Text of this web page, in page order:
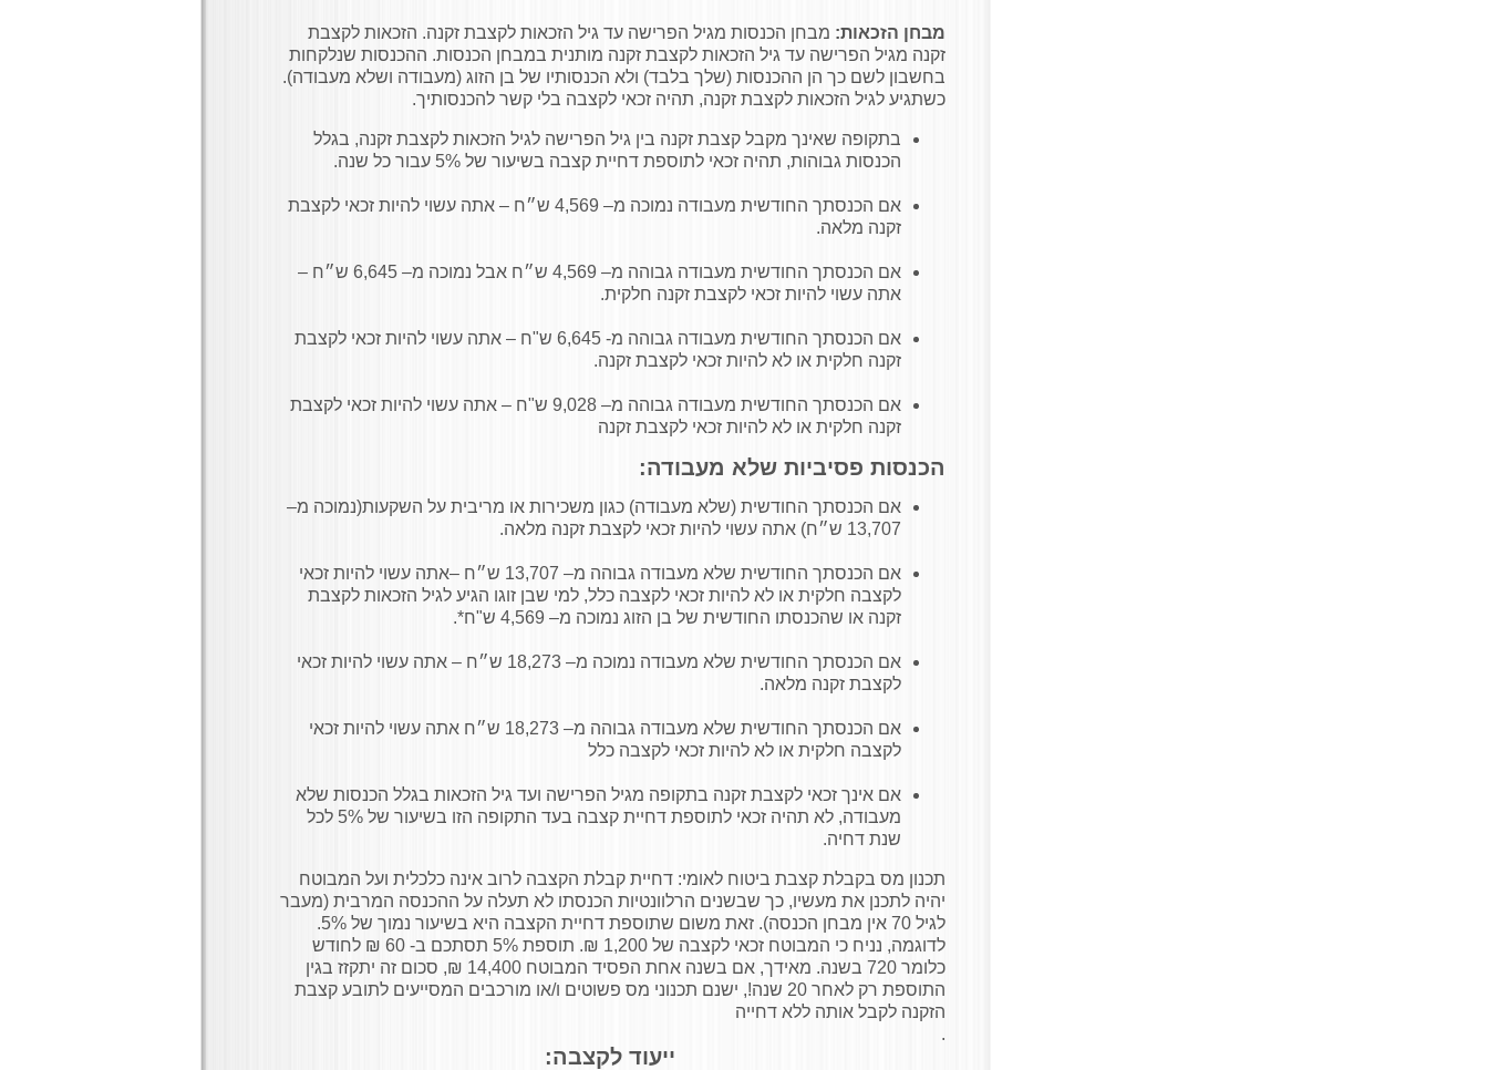
מבחן הזכאות: מבחן הכנסות מגיל הפרישה עד גיל הזכאות לקצבת זקנה. הזכאות לקצבת
זקנה מגיל הפרישה עד גיל הזכאות לקצבת זקנה מותנית במבחן הכנסות. ההכנסות שנלקחות
בחשבון לשם כך הן ההכנסות (שלך בלבד) ולא הכנסותיו של בן הזוג (מעבודה ושלא מעבודה).
כשתגיע לגיל הזכאות לקצבת זקנה, תהיה זכאי לקצבה בלי קשר להכנסותיך.
בתקופה שאינך מקבל קצבת זקנה בין גיל הפרישה לגיל הזכאות לקצבת זקנה, בגלל
הכנסות גבוהות, תהיה זכאי לתוספת דחיית קצבה בשיעור של 5% עבור כל שנה.
אם הכנסתך החודשית מעבודה נמוכה מ– 4,569 ש״ח – אתה עשוי להיות זכאי לקצבת
זקנה מלאה.
אם הכנסתך החודשית מעבודה גבוהה מ– 4,569 ש״ח אבל נמוכה מ– 6,645 ש״ח –
אתה עשוי להיות זכאי לקצבת זקנה חלקית.
אם הכנסתך החודשית מעבודה גבוהה מ- 6,645 ש"ח – אתה עשוי להיות זכאי לקצבת
זקנה חלקית או לא להיות זכאי לקצבת זקנה.
אם הכנסתך החודשית מעבודה גבוהה מ– 9,028 ש"ח – אתה עשוי להיות זכאי לקצבת
זקנה חלקית או לא להיות זכאי לקצבת זקנה
הכנסות פסיביות שלא מעבודה:
אם הכנסתך החודשית (שלא מעבודה) כגון משכירות או מריבית על השקעות(נמוכה מ–
13,707 ש״ח) אתה עשוי להיות זכאי לקצבת זקנה מלאה.
אם הכנסתך החודשית שלא מעבודה גבוהה מ– 13,707 ש״ח –אתה עשוי להיות זכאי
לקצבה חלקית או לא להיות זכאי לקצבה כלל, למי שבן זוגו הגיע לגיל הזכאות לקצבת
זקנה או שהכנסתו החודשית של בן הזוג נמוכה מ– 4,569 ש"ח*.
אם הכנסתך החודשית שלא מעבודה נמוכה מ– 18,273 ש״ח – אתה עשוי להיות זכאי
לקצבת זקנה מלאה.
אם הכנסתך החודשית שלא מעבודה גבוהה מ– 18,273 ש״ח אתה עשוי להיות זכאי
לקצבה חלקית או לא להיות זכאי לקצבה כלל
אם אינך זכאי לקצבת זקנה בתקופה מגיל הפרישה ועד גיל הזכאות בגלל הכנסות שלא
מעבודה, לא תהיה זכאי לתוספת דחיית קצבה בעד התקופה הזו בשיעור של 5% לכל
שנת דחיה.
תכנון מס בקבלת קצבת ביטוח לאומי: דחיית קבלת הקצבה לרוב אינה כלכלית ועל המבוטח
יהיה לתכנן את מעשיו, כך שבשנים הרלוונטיות הכנסתו לא תעלה על ההכנסה המרבית (מעבר
לגיל 70 אין מבחן הכנסה). זאת משום שתוספת דחיית הקצבה היא בשיעור נמוך של 5%.
לדוגמה, נניח כי המבוטח זכאי לקצבה של 1,200 ₪. תוספת 5% תסתכם ב- 60 ₪ לחודש
כלומר 720 בשנה. מאידך, אם בשנה אחת הפסיד המבוטח 14,400 ₪, סכום זה יתקזז בגין
התוספת רק לאחר 20 שנה!, ישנם תכנוני מס פשוטים ו/או מורכבים המסייעים לתובע קצבת
הזקנה לקבל אותה ללא דחייה
.
ייעוד לקצבה: